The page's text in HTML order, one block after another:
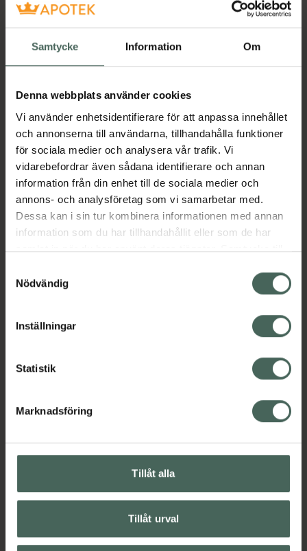
Samtycke Information Om
Denna webbplats använder cookies
Vi använder enhetsidentifierare för att anpassa innehållet
och annonserna till användarna, tillhandahålla funktioner
för sociala medier och analysera vår trafik. Vi
vidarebefordrar även sådana identifierare och annan
information från din enhet till de sociala medier och
annons- och analysföretag som vi samarbetar med.
Dessa kan i sin tur kombinera informationen med annan
information som du har tillhandahållit eller som de har
samlat in när du har använt deras tjänster. Samtycke till
återkalla ditt samtycke via webbplatsens
cookieinställningar. Ett återkallat samtycke påverkar inte
lagligheten av behandling som skett innan återkallelsen.
Nödvändig
Inställningar
Statistik
Marknadsföring
Tillåt alla
Tillåt urval
0 kr
Köp via ditt recept
Aktuella erbjudanden
Beskrivning
Läs alltid bipacksedeln innan
Kronans Apotek finns här för dig. Du hittar oss från Skåne i
syd till Lappland i norr, och online i mobilen och på
datorn. Oavsett vem du är så är det vårt uppdrag att
hjälpa just dig att må lite bättre. Välkommen att prata
Kontakta oss
Handla tryggt
Sajtens tillgänglighet